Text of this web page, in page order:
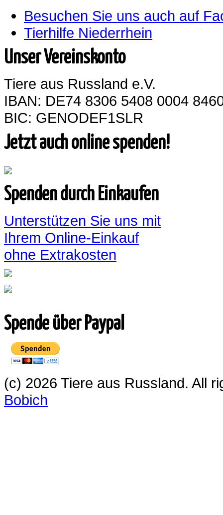
Besuchen Sie uns auch auf
Tierhilfe Niederrhein
Unser Vereinskonto
Tiere aus Russland e.V.
IBAN: DE74 8306 5408 0004
BIC: GENODEF1SLR
Jetzt auch online spenden!
Spenden durch Einkaufen
Unterstützen Sie uns mit
Ihrem Online-Einkauf
ohne Extrakosten
Spende über Paypal
(c) 2026 Tiere aus Russland. All
Bobich